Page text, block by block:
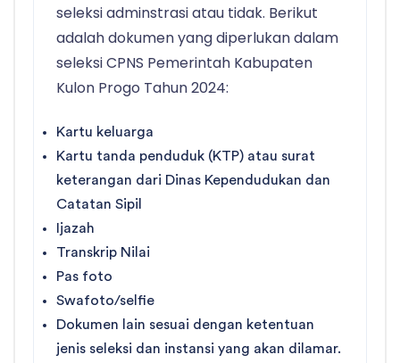
seleksi adminstrasi atau tidak. Berikut
adalah dokumen yang diperlukan dalam
seleksi CPNS Pemerintah Kabupaten
Kulon Progo Tahun 2024:
Kartu keluarga
Kartu tanda penduduk (KTP) atau surat
keterangan dari Dinas Kependudukan dan
Catatan Sipil
Ijazah
Transkrip Nilai
Pas foto
Swafoto/selfie
Dokumen lain sesuai dengan ketentuan
jenis seleksi dan instansi yang akan dilamar.